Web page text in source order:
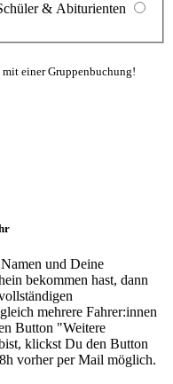
& Abiturienten
einer Gruppenbuchung!
und Deine
bekommen hast, dann
mehrere Fahrer:innen
Button "Weitere
klickst Du den Button
vorher per Mail möglich.